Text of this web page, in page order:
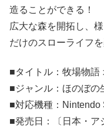
造ることができる！
広大な森を開拓し、
だけのスローライフを
■タイトル：牧場物語
■ジャンル：ほのぼの
■対応機種：
■発売日：〔日本・ア